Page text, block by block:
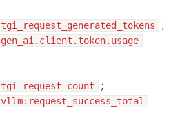
tgi_request_generated_tokens ;
gen_ai.client.token.usage
tgi_request_count ;
vllm:request_success_total